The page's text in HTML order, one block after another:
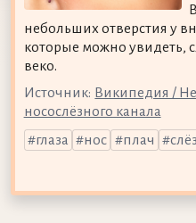
небольших отверстия у
которые можно увидеть,
веко.
Источник: Википедия /
носослёзного канала
глаза
нос плач